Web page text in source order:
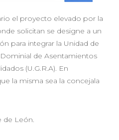
el proyecto elevado por la
solicitan se designe a un
para integrar la Unidad de
de Asentamientos
(U.G.R.A). En
la misma sea la concejala
de León.